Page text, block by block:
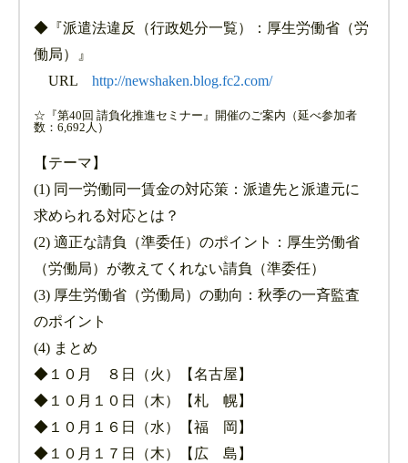
◆『派遣法違反（行政処分一覧）：厚生労働省（労
働局）』
URLhttp://newshaken.blog.fc2.com/
☆『第40回 請負化推進セミナー』開催のご案内（延べ参加者
数：6,692人）
【テーマ】
(1) 同一労働同一賃金の対応策：派遣先と派遣元に
求められる対応とは？
(2) 適正な請負（準委任）のポイント：厚生労働省
（労働局）が教えてくれない請負（準委任）
(3) 厚生労働省（労働局）の動向：秋季の一斉監査
のポイント
(4) まとめ
◆１０月 ８日（火）【名古屋】
◆１０月１０日（木）【札 幌】
◆１０月１６日（水）【福 岡】
◆１０月１７日（木）【広 島】